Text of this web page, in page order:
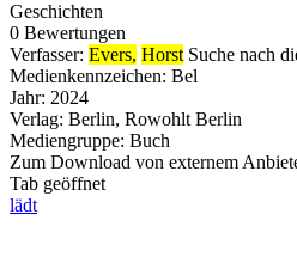
Geschichten
0 Bewertungen
Verfasser: Evers, Horst Suche nach
Medienkennzeichen: Bel
Jahr: 2024
Verlag: Berlin, Rowohlt Berlin
Mediengruppe: Buch
Zum Download von externem
Tab geöffnet
lädt